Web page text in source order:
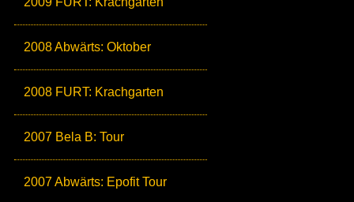
2008 Abwärts: Oktober
2008 FURT: Krachgarten
2007 Bela B: Tour
2007 Abwärts: Epofit Tour